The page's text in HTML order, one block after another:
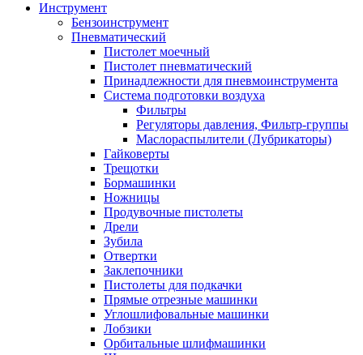
Инструмент
Бензоинструмент
Пневматический
Пистолет моечный
Пистолет пневматический
Принадлежности для пневмоинструмента
Система подготовки воздуха
Фильтры
Регуляторы давления, Фильтр-группы
Маслораспылители (Лубрикаторы)
Гайковерты
Трещотки
Бормашинки
Ножницы
Продувочные пистолеты
Дрели
Зубила
Отвертки
Заклепочники
Пистолеты для подкачки
Прямые отрезные машинки
Углошлифовальные машинки
Лобзики
Орбитальные шлифмашинки